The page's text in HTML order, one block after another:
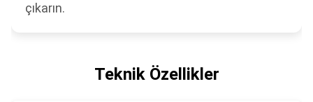
çıkarın.
Teknik Özellikler